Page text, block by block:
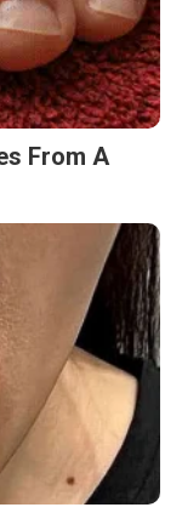
From A